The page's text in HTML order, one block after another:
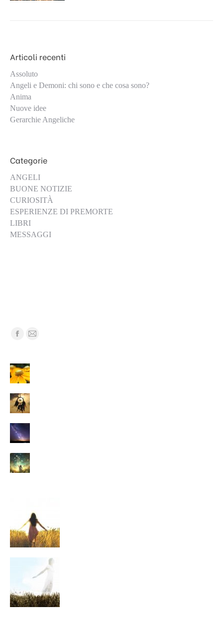
Articoli recenti
Assoluto
Angeli e Demoni: chi sono e che cosa sono?
Anima
Nuove idee
Gerarchie Angeliche
Categorie
ANGELI
BUONE NOTIZIE
CURIOSITÀ
ESPERIENZE DI PREMORTE
LIBRI
MESSAGGI